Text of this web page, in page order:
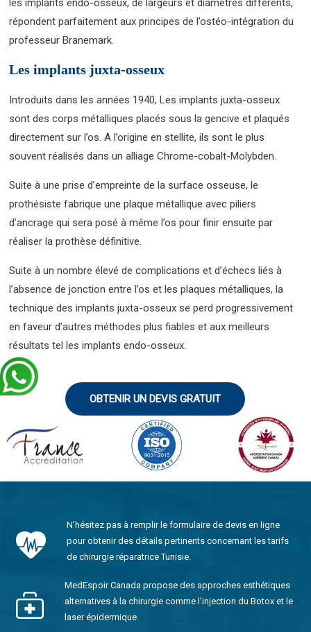
les implants endo-osseux, de largeurs et diamètres différents,
répondent parfaitement aux principes de l’ostéo-intégration du
professeur Branemark.
Les implants juxta-osseux
Introduits dans les années 1940, Les implants juxta-osseux
sont des corps métalliques placés sous la gencive et plaqués
directement sur l’os. A l’origine en stellite, ils sont le plus
souvent réalisés dans un alliage Chrome-cobalt-Molybden.
Suite à une prise d’empreinte de la surface osseuse, le
prothésiste fabrique une plaque métallique avec piliers
d’ancrage qui sera posé à même l’os pour finir ensuite par
réaliser la prothèse définitive.
Suite à un nombre élevé de complications et d’échecs liés à
l’absence de jonction entre l’os et les plaques métalliques, la
technique des implants juxta-osseux se perd progressivement
en faveur d’autres méthodes plus fiables et aux meilleurs
résultats tel les implants endo-osseux.
OBTENIR UN DEVIS GRATUIT
N’hésitez pas à remplir le formulaire de devis en ligne
pour obtenir des détails pertinents concernant les tarifs
de chirurgie réparatrice Tunisie.
MedEspoir Canada propose des approches esthétiques
alternatives à la chirurgie comme l’injection du Botox et le
laser épidermique.